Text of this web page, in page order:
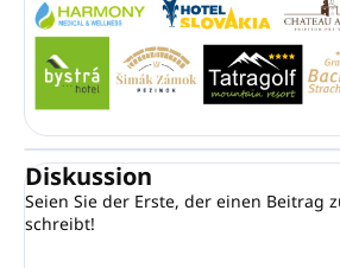
Diskussion
Seien Sie der Erste, der einen Beitrag
schreibt!